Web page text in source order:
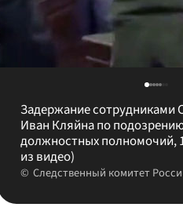
Задержание
Иван Кляйна по
должностных полномочий,
из видео)
Следственный комитет